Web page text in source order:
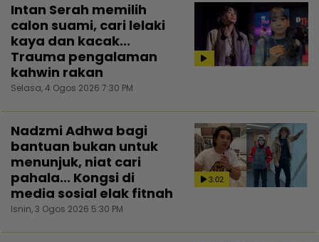
Intan Serah memilih
calon suami, cari lelaki
kaya dan kacak...
Trauma pengalaman
kahwin rakan
Selasa, 4 Ogos 2026 7:30 PM
3:02
Nadzmi Adhwa bagi
bantuan bukan untuk
menunjuk, niat cari
pahala... Kongsi di
media sosial elak fitnah
Isnin, 3 Ogos 2026 5:30 PM